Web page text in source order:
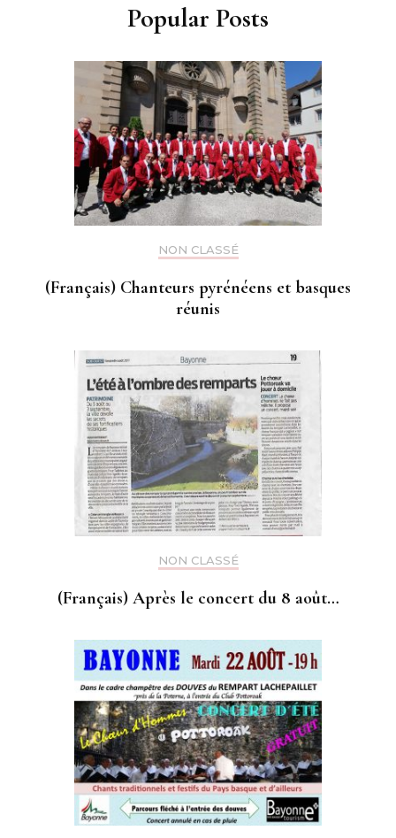
Popular Posts
NON CLASSÉ
(Français) Chanteurs pyrénéens et basques
réunis
NON CLASSÉ
(Français) Après le concert du 8 août…